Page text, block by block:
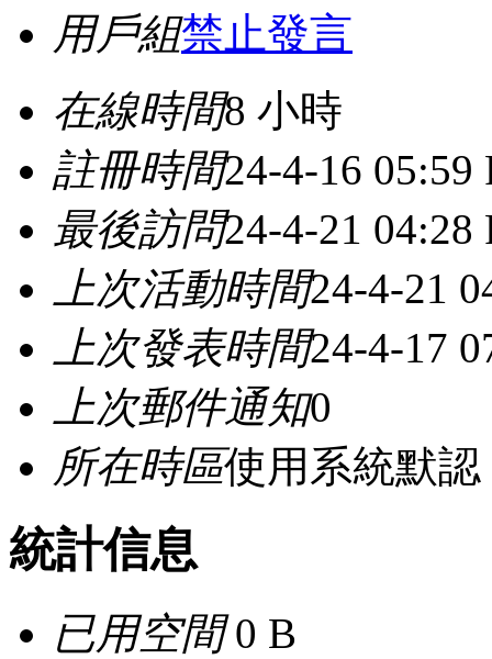
用戶組禁止發言
在線時間8 小時
註冊時間24-4-16 05:59
最後訪問24-4-21 04:28
上次活動時間24-4-21
上次發表時間24-4-17
上次郵件通知0
所在時區使用系統默認
統計信息
已用空間0 B